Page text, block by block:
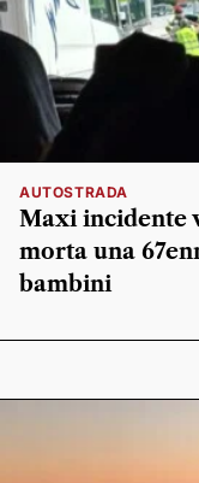
AUTOSTRADA
Maxi incidente
morta una
bambini